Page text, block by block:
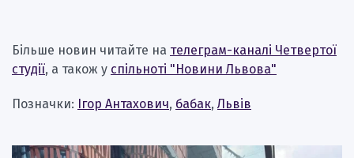
Більше новин читайте на телеграм-каналі Четвертої
студії, а також у спільноті "Новини Львова"
Позначки: Ігор Антахович, бабак, Львів